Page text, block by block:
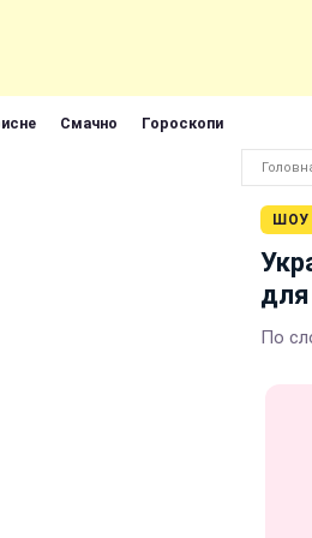
Смачно Гороскопи
ШОУ
По